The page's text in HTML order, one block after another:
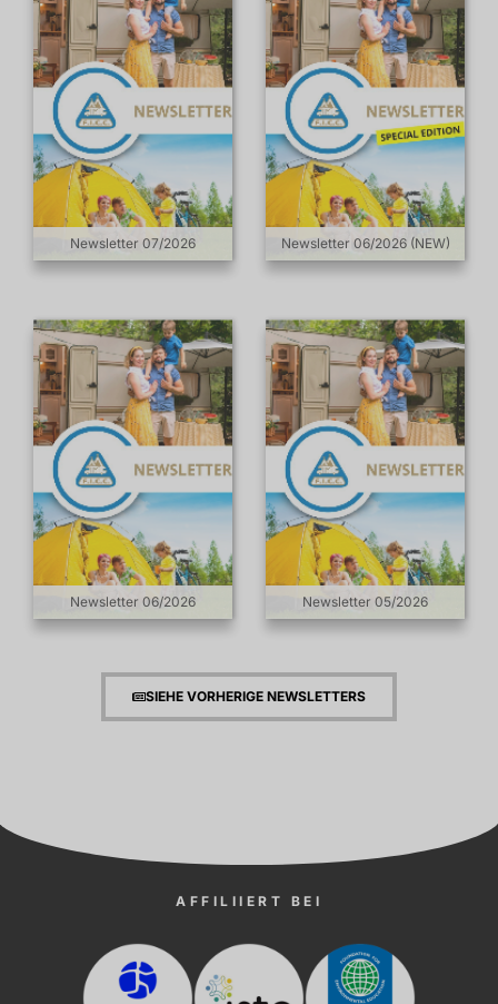
Newsletter 07/2026 Newsletter 06/2026 (NEW)
Newsletter 06/2026 Newsletter 05/2026
SIEHE VORHERIGE NEWSLETTERS
AFFILIIERT BEI